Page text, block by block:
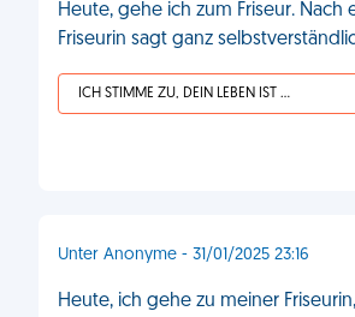
Heute, gehe ich zum Friseur.
Friseurin sagt ganz
ICH STIMME ZU, DEIN LEBEN IST SCHEISSE
Unter Anonyme - 31/01/2025 23:16
Heute, ich gehe zu meiner